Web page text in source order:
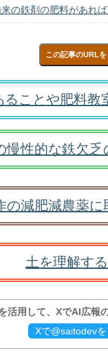
の鉄剤の肥料があれ
この記事のURL
ることや肥料教
慢性的な鉄欠
の減肥減農薬
土を理解す
活用して、XでAI広報
Xで@saitodev